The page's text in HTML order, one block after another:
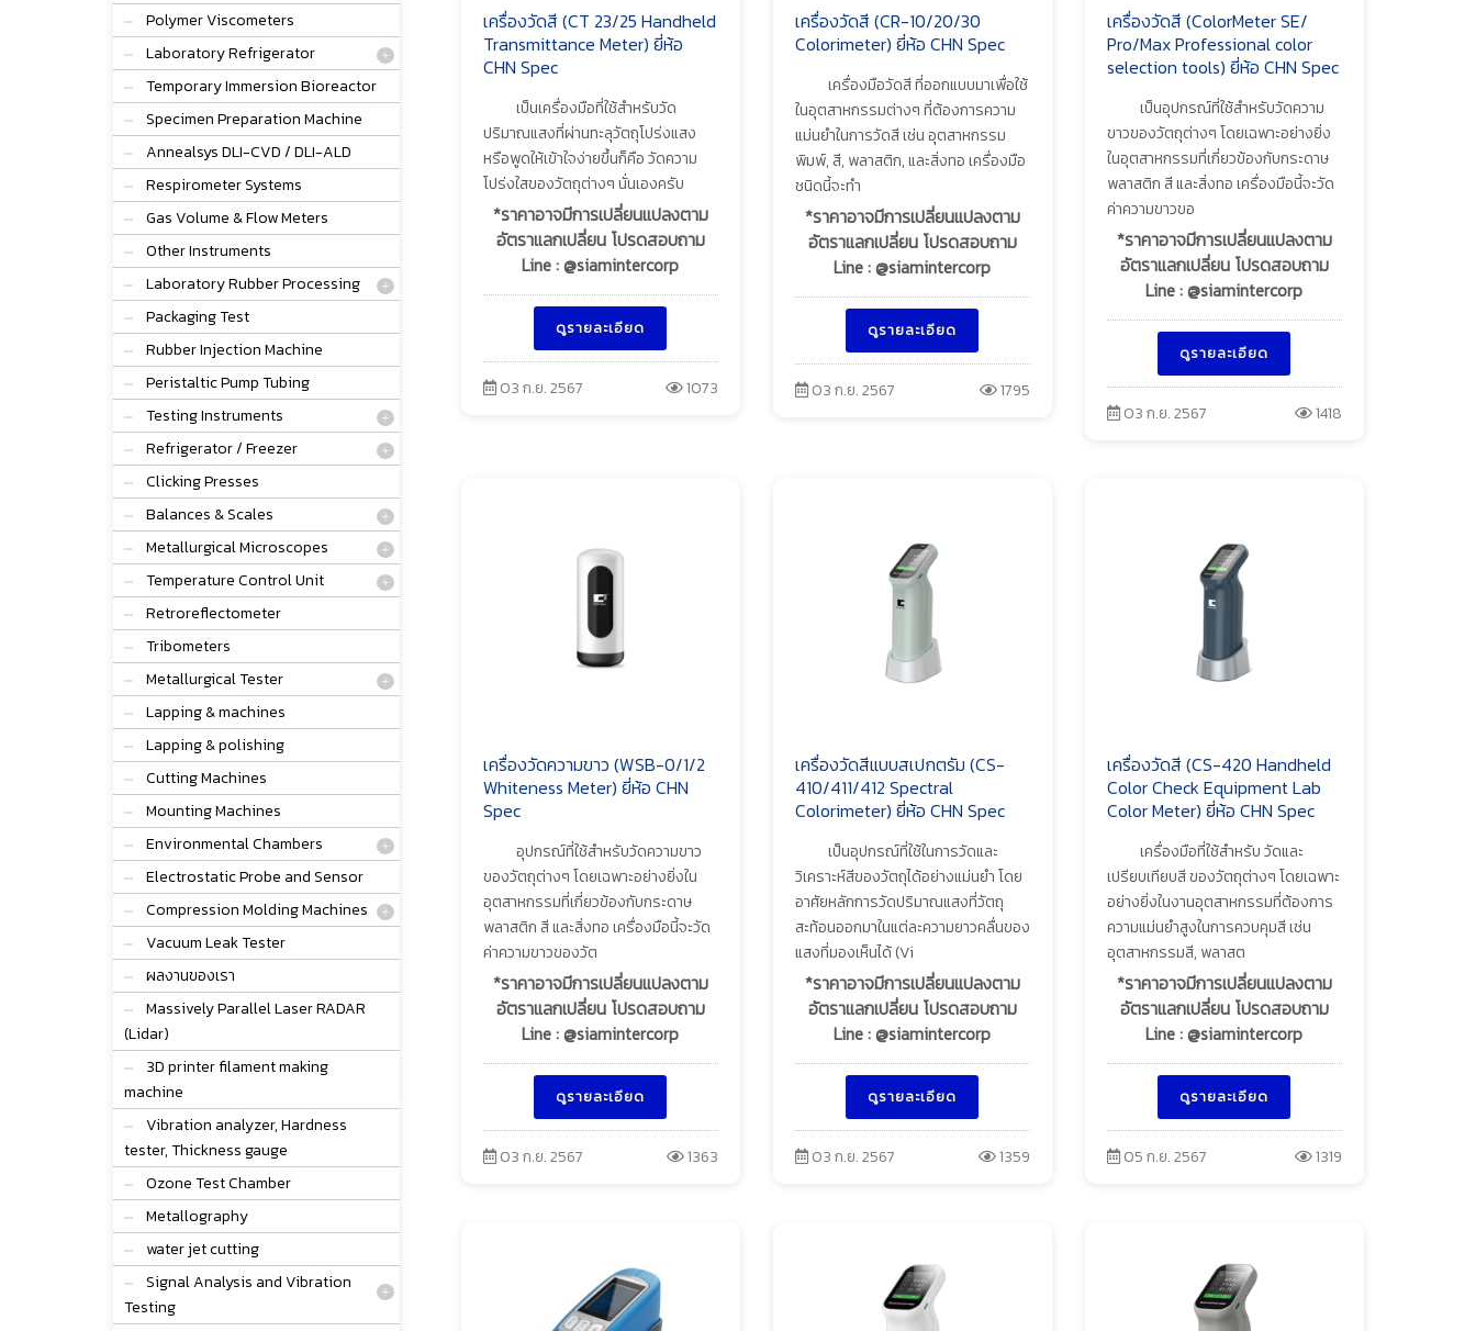
Polymer Viscometers
Laboratory Refrigerator
Temporary Immersion Bioreactor
Specimen Preparation Machine
Annealsys DLI-CVD / DLI-ALD
Respirometer Systems
Gas Volume & Flow Meters
Other Instruments
Laboratory Rubber Processing
Packaging Test
Rubber Injection Machine
Peristaltic Pump Tubing
Testing Instruments
Refrigerator / Freezer
Clicking Presses
Balances & Scales
Metallurgical Microscopes
Temperature Control Unit
Retroreflectometer
Tribometers
Metallurgical Tester
Lapping & machines
Lapping & polishing
Cutting Machines
Mounting Machines
Environmental Chambers
Electrostatic Probe and Sensor
Compression Molding Machines
Vacuum Leak Tester
ผลงานของเรา
Massively Parallel Laser RADAR
(Lidar)
3D printer filament making
machine
Vibration analyzer, Hardness
tester, Thickness gauge
Ozone Test Chamber
Metallography
water jet cutting
Signal Analysis and Vibration
Testing
เครื่องวัดสี (CT 23/25 Handheld
Transmittance Meter) ยี่ห้อ
CHN Spec
เป็นเครื่องมือที่ใช้สำหรับวัด
ปริมาณแสงที่ผ่านทะลุวัตถุโปร่งแสง
หรือพูดให้เข้าใจง่ายขึ้นก็คือ วัดความ
โปร่งใสของวัตถุต่างๆ นั่นเองครับ
*ราคาอาจมีการเปลี่ยนแปลงตาม
อัตราแลกเปลี่ยน โปรดสอบถาม
Line : @siamintercorp
ดูรายละเอียด
03 ก.ย. 2567 1073
เครื่องวัดสี (CR-10/20/30
Colorimeter) ยี่ห้อ CHN Spec
เครื่องมือวัดสี ที่ออกแบบมาเพื่อใช้
ในอุตสาหกรรมต่างๆ ที่ต้องการความ
แม่นยำในการวัดสี เช่น อุตสาหกรรม
พิมพ์, สี, พลาสติก, และสิ่งทอ เครื่องมือ
ชนิดนี้จะทำ
*ราคาอาจมีการเปลี่ยนแปลงตาม
อัตราแลกเปลี่ยน โปรดสอบถาม
Line : @siamintercorp
ดูรายละเอียด
03 ก.ย. 2567 1795
เครื่องวัดสี (ColorMeter SE/
Pro/Max Professional color
selection tools) ยี่ห้อ CHN Spec
เป็นอุปกรณ์ที่ใช้สำหรับวัดความ
ขาวของวัตถุต่างๆ โดยเฉพาะอย่างยิ่ง
ในอุตสาหกรรมที่เกี่ยวข้องกับกระดาษ
พลาสติก สี และสิ่งทอ เครื่องมือนี้จะวัด
ค่าความขาวขอ
*ราคาอาจมีการเปลี่ยนแปลงตาม
อัตราแลกเปลี่ยน โปรดสอบถาม
Line : @siamintercorp
ดูรายละเอียด
03 ก.ย. 2567 1418
เครื่องวัดความขาว (WSB-0/1/2
Whiteness Meter) ยี่ห้อ CHN
Spec
อุปกรณ์ที่ใช้สำหรับวัดความขาว
ของวัตถุต่างๆ โดยเฉพาะอย่างยิ่งใน
อุตสาหกรรมที่เกี่ยวข้องกับกระดาษ
พลาสติก สี และสิ่งทอ เครื่องมือนี้จะวัด
ค่าความขาวของวัต
*ราคาอาจมีการเปลี่ยนแปลงตาม
อัตราแลกเปลี่ยน โปรดสอบถาม
Line : @siamintercorp
ดูรายละเอียด
03 ก.ย. 2567 1363
เครื่องวัดสีแบบสเปกตรัม (CS-
410/411/412 Spectral
Colorimeter) ยี่ห้อ CHN Spec
เป็นอุปกรณ์ที่ใช้ในการวัดและ
วิเคราะห์สีของวัตถุได้อย่างแม่นยำ โดย
อาศัยหลักการวัดปริมาณแสงที่วัตถุ
สะท้อนออกมาในแต่ละความยาวคลื่นของ
แสงที่มองเห็นได้ (Vi
*ราคาอาจมีการเปลี่ยนแปลงตาม
อัตราแลกเปลี่ยน โปรดสอบถาม
Line : @siamintercorp
ดูรายละเอียด
03 ก.ย. 2567 1359
เครื่องวัดสี (CS-420 Handheld
Color Check Equipment Lab
Color Meter) ยี่ห้อ CHN Spec
เครื่องมือที่ใช้สำหรับ วัดและ
เปรียบเทียบสี ของวัตถุต่างๆ โดยเฉพาะ
อย่างยิ่งในงานอุตสาหกรรมที่ต้องการ
ความแม่นยำสูงในการควบคุมสี เช่น
อุตสาหกรรมสี, พลาสต
*ราคาอาจมีการเปลี่ยนแปลงตาม
อัตราแลกเปลี่ยน โปรดสอบถาม
Line : @siamintercorp
ดูรายละเอียด
05 ก.ย. 2567 1319